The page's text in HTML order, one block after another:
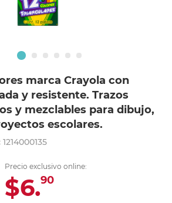
marca Crayola con
y resistente. Trazos
y mezclables para dibujo,
escolares.
1214000135
Precio exclusivo online:
$6.90